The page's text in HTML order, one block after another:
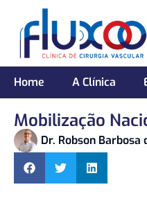
Home A Clínica
Mobilização
Dr. Robson Barbosa